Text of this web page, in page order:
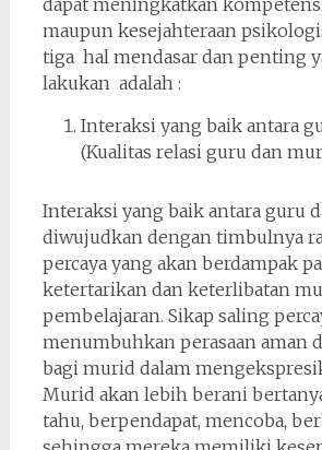
dapat meningkatkan
maupun kesejahteraan
tiga hal mendasar dan penting
lakukan adalah :
Interaksi yang baik antara
(Kualitas relasi guru dan
Interaksi yang baik antara guru
diwujudkan dengan timbulnya
percaya yang akan berdampak
ketertarikan dan keterlibatan
pembelajaran. Sikap saling
menumbuhkan perasaan aman
bagi murid dalam
Murid akan lebih berani
tahu, berpendapat, mencoba,